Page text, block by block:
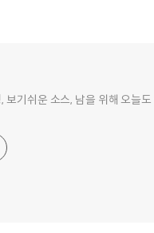
보기쉬운 소스, 남을 위해 오늘